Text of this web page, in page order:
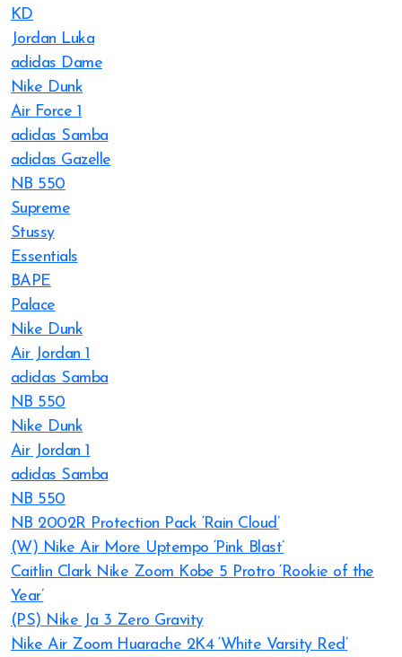
KD
Jordan Luka
adidas Dame
Nike Dunk
Air Force 1
adidas Samba
adidas Gazelle
NB 550
Supreme
Stussy
Essentials
BAPE
Palace
Nike Dunk
Air Jordan 1
adidas Samba
NB 550
Nike Dunk
Air Jordan 1
adidas Samba
NB 550
NB 2002R Protection Pack ‘Rain Cloud’
(W) Nike Air More Uptempo ‘Pink Blast’
Caitlin Clark Nike Zoom Kobe 5 Protro ‘Rookie of the
Year’
(PS) Nike Ja 3 Zero Gravity
Nike Air Zoom Huarache 2K4 ‘White Varsity Red’